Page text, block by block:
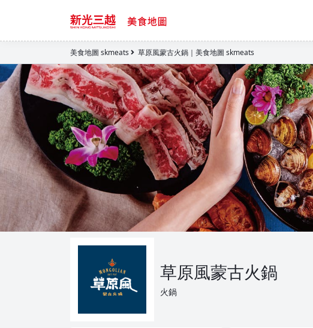
美食地圖 skmeats 草原風蒙古火鍋｜美食地圖 skmeats
草原風蒙古火鍋
火鍋